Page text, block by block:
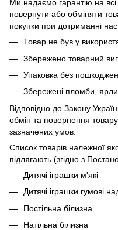
Ми надаємо гарантію на
повернути або обміняти
покупки при дотриманні
Товар не був у
Збережено товарний
Упаковка без
Збережені пломби,
Відповідно до Закону
обмін та повернення
зазначених умов.
Список товарів належної
підлягають (згідно з
Дитячі іграшки м'які
Дитячі іграшки гумові
Постільна білизна
Натільна білизна